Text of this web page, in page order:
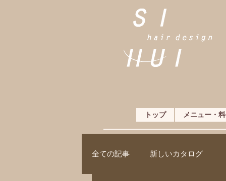
トップ メニュー・
全ての記事 新しいカタログ